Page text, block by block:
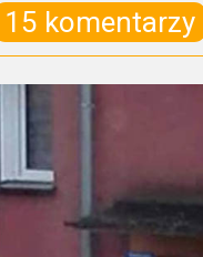
15 komentarzy